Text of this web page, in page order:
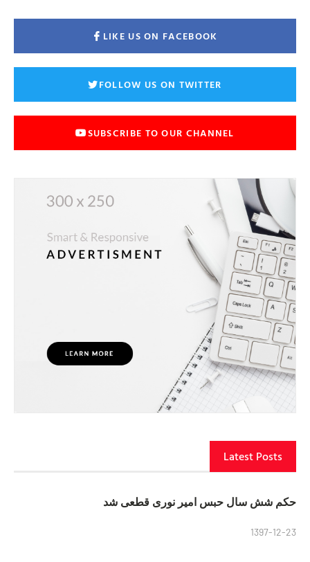
LIKE US ON FACEBOOK
FOLLOW US ON TWITTER
SUBSCRIBE TO OUR CHANNEL
Latest Posts
حکم شش سال حبس امیر نوری قطعی شد
1397-12-23